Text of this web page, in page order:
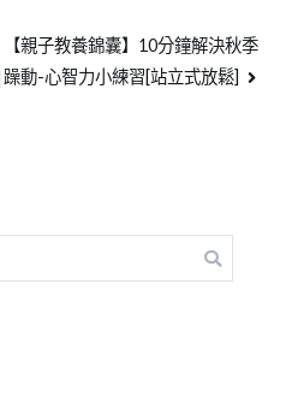
【親子教養錦囊】10分鐘解決秋季
躁動-心智力小練習[站立式放鬆]